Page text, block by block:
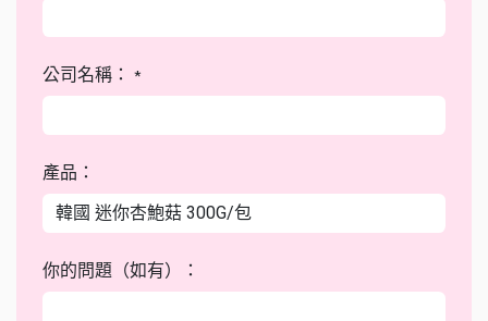
公司名稱： *
產品：
你的問題（如有）：